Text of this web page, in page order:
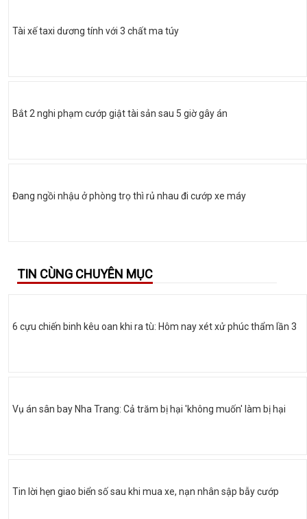
Tài xế taxi dương tính với 3 chất ma túy
Bắt 2 nghi phạm cướp giật tài sản sau 5 giờ gây án
Đang ngồi nhậu ở phòng trọ thì rủ nhau đi cướp xe máy
TIN CÙNG CHUYÊN MỤC
6 cựu chiến binh kêu oan khi ra tù: Hôm nay xét xử phúc thẩm lần 3
Vụ án sân bay Nha Trang: Cả trăm bị hại 'không muốn' làm bị hại
Tin lời hẹn giao biển số sau khi mua xe, nạn nhân sập bẫy cướp